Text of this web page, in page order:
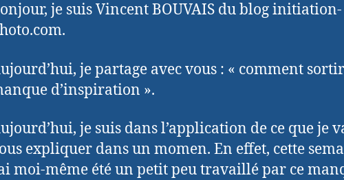
je suis Vincent BOUVAIS du blog initiation-
je partage avec vous : « comment
d’inspiration ».
je suis dans l’application de ce que je
expliquer dans un momen. En effet, cette
moi-même été un petit peu travaillé par ce